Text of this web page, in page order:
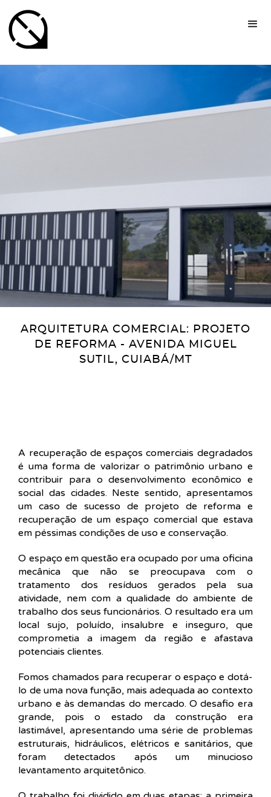
ARQUITETURA COMERCIAL: PROJETO
DE REFORMA - AVENIDA MIGUEL
SUTIL, CUIABÁ/MT
A recuperação de espaços comerciais degradados
é uma forma de valorizar o patrimônio urbano e
contribuir para o desenvolvimento econômico e
social das cidades. Neste sentido, apresentamos
um caso de sucesso de projeto de reforma e
recuperação de um espaço comercial que estava
em péssimas condições de uso e conservação.
O espaço em questão era ocupado por uma oficina
mecânica que não se preocupava com o
tratamento dos resíduos gerados pela sua
atividade, nem com a qualidade do ambiente de
trabalho dos seus funcionários. O resultado era um
local sujo, poluído, insalubre e inseguro, que
comprometia a imagem da região e afastava
potenciais clientes.
Fomos chamados para recuperar o espaço e dotá-
lo de uma nova função, mais adequada ao contexto
urbano e às demandas do mercado. O desafio era
grande, pois o estado da construção era
lastimável, apresentando uma série de problemas
estruturais, hidráulicos, elétricos e sanitários, que
foram detectados após um minucioso
levantamento arquitetônico.